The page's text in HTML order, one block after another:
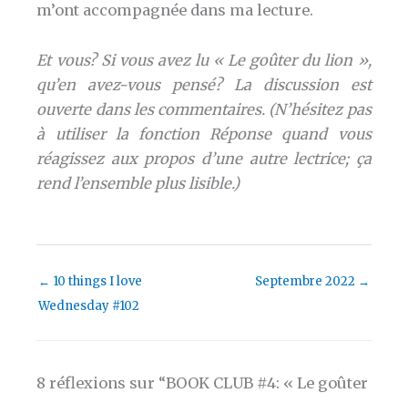
m’ont accompagnée dans ma lecture.
Et vous? Si vous avez lu « Le goûter du lion »,
qu’en avez-vous pensé? La discussion est
ouverte dans les commentaires. (N’hésitez pas
à utiliser la fonction Réponse quand vous
réagissez aux propos d’une autre lectrice; ça
rend l’ensemble plus lisible.)
← 10 things I love
Wednesday #102
Septembre 2022 →
8 réflexions sur “BOOK CLUB #4: « Le goûter